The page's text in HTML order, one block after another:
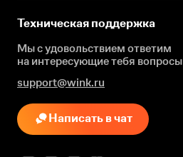
Техническая поддержка
Мы с удовольствием ответим
на интересующиетебя вопросы
support@wink.ru
Написать в чат